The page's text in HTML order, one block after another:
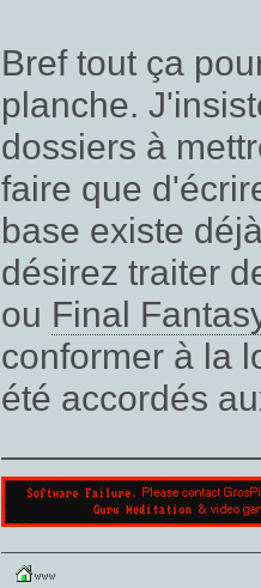
Bref tout ça
planche.
dossiers à
faire que
base existe
désirez traiter
ou Final
conformer à la
été accordés